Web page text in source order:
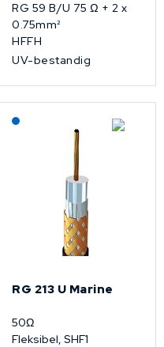
RG 59 B/U 75 Ω + 2 x
0.75mm²
HFFH
UV-bestandig
Lagerført: NEK Kabel
RG 213 U Marine
50Ω
Fleksibel, SHF1